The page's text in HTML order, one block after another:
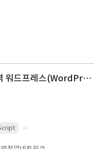
한국크라운재정사역 워드프레스(WordPress) 구축
...